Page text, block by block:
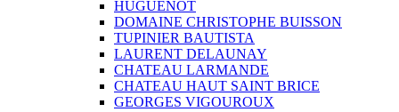
HUGUENOT
DOMAINE CHRISTOPHE BUISSON
TUPINIER BAUTISTA
LAURENT DELAUNAY
CHATEAU LARMANDE
CHATEAU HAUT SAINT BRICE
GEORGES VIGOUROUX